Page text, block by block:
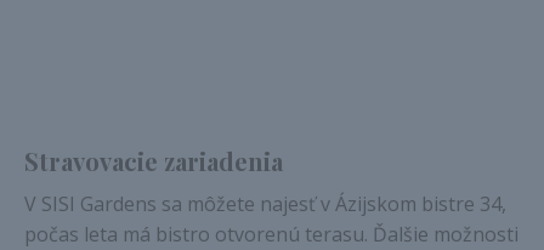
Stravovacie zariadenia
V SISI Gardens sa môžete najesť v Ázijskom bistre 34,
počas leta má bistro otvorenú terasu. Ďalšie možnosti